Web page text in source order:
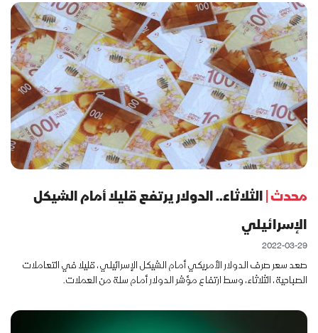
محدث |الثلاثاء.. الدولار يرتفع قليلا أمام الشيكل
الإسرائيلي
2022-03-29
صعد سعر صرف الدولار الأمريكي أمام الشيكل الإسرائيلي، قليلا في التعاملات
الصباحية، الثلاثاء، وسط ارتفاع مؤشر الدولار أمام سلة من العملات.